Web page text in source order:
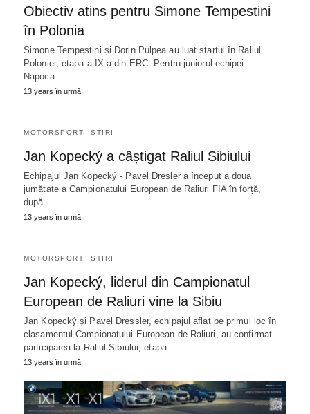
Obiectiv atins pentru Simone Tempestini
în Polonia
Simone Tempestini și Dorin Pulpea au luat startul în Raliul
Poloniei, etapa a IX-a din ERC. Pentru juniorul echipei
Napoca…
13 years în urmă
MOTORSPORT ȘTIRI
Jan Kopecký a câștigat Raliul Sibiului
Echipajul Jan Kopecký - Pavel Dresler a început a doua
jumătate a Campionatului European de Raliuri FIA în forță,
după…
13 years în urmă
MOTORSPORT ȘTIRI
Jan Kopecký, liderul din Campionatul
European de Raliuri vine la Sibiu
Jan Kopecký și Pavel Dressler, echipajul aflat pe primul loc în
clasamentul Campionatului European de Raliuri, au confirmat
participarea la Raliul Sibiului, etapa…
13 years în urmă